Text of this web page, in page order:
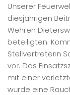
Unserer
diesjährigen
Wehren
beteiligten.
Stellvertreterin
vor. Das
mit einer
wurde eine